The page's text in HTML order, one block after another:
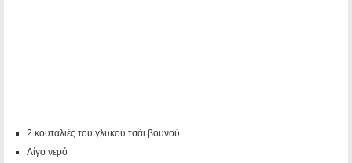
2 κουταλιές του γλυκού τσάι βουνού
Λίγο νερό